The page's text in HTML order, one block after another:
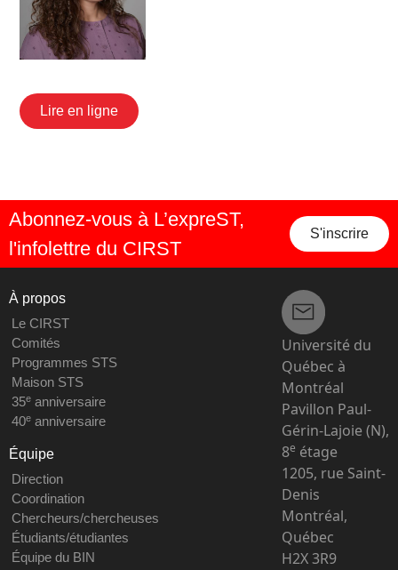
Lire en ligne
Abonnez-vous à L’expreST,
l'infolettre du CIRST
S'inscrire
À propos
Le CIRST
Comités
Programmes STS
Maison STS
35eanniversaire
40eanniversaire
Équipe
Direction
Coordination
Chercheurs/chercheuses
Étudiants/étudiantes
Équipe du BIN
Université du
Québec à
Montréal
Pavillon Paul-
Gérin-Lajoie (N),
8e étage
1205, rue Saint-
Denis
Montréal,
Québec
H2X 3R9